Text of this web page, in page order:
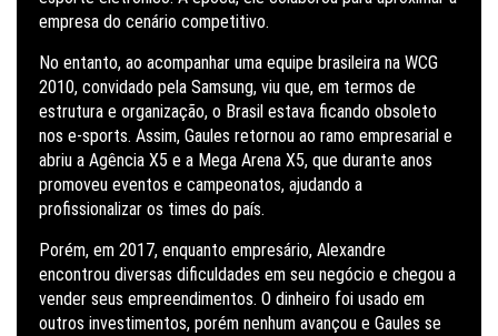
empresa do cenário competitivo.
No entanto, ao acompanhar uma equipe brasileira na WCG
2010, convidado pela Samsung, viu que, em termos de
estrutura e organização, o Brasil estava ficando obsoleto
nos e-sports. Assim, Gaules retornou ao ramo empresarial e
abriu a Agência X5 e a Mega Arena X5, que durante anos
promoveu eventos e campeonatos, ajudando a
profissionalizar os times do país.
Porém, em 2017, enquanto empresário, Alexandre
encontrou diversas dificuldades em seu negócio e chegou a
vender seus empreendimentos. O dinheiro foi usado em
outros investimentos, porém nenhum avançou e Gaules se